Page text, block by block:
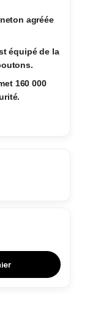
agréée
équipé de la
160 000